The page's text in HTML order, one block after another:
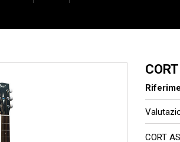
CORT